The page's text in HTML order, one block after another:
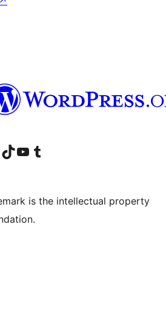
account
LinkedIn account
Visit our TikTok account
Visit our YouTube channel
Visit our Tumblr account
is the intellectual property